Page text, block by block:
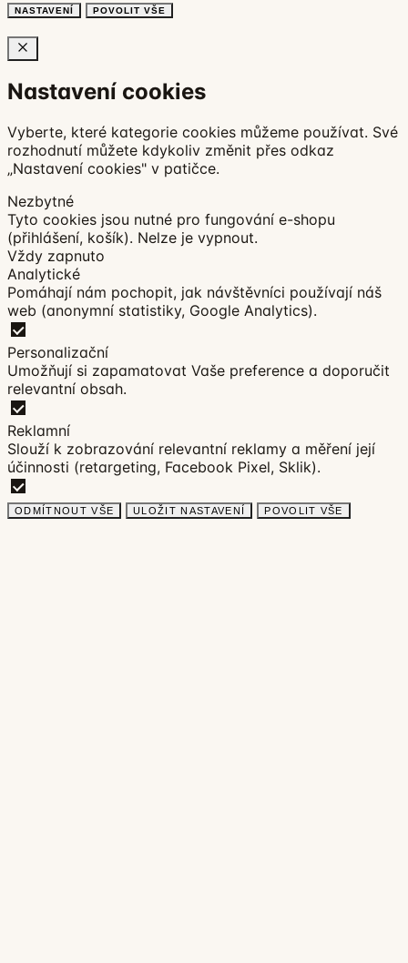
NASTAVENÍ POVOLIT VŠE
Nastavení cookies
Vyberte, které kategorie cookies můžeme používat. Své
rozhodnutí můžete kdykoliv změnit přes odkaz
„Nastavení cookies" v patičce.
Nezbytné
Tyto cookies jsou nutné pro fungování e-shopu
(přihlášení, košík). Nelze je vypnout.
Vždy zapnuto
Analytické
Pomáhají nám pochopit, jak návštěvníci používají náš
web (anonymní statistiky, Google Analytics).
Personalizační
Umožňují si zapamatovat Vaše preference a doporučit
relevantní obsah.
Reklamní
Slouží k zobrazování relevantní reklamy a měření její
účinnosti (retargeting, Facebook Pixel, Sklik).
ODMÍTNOUT VŠE ULOŽIT NASTAVENÍ POVOLIT VŠE